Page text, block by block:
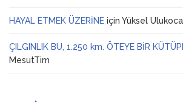
HAYAL ETMEK ÜZERİNE için Yüksel Ulukoca
ÇILGINLIK BU, 1.250 km. ÖTEYE BİR
MesutTim